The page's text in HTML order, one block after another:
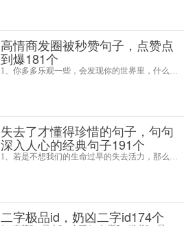
高情商发圈被秒赞句子，点赞点
到爆181个
失去了才懂得珍惜的句子，句句
深入人心的经典句子191个
二字极品id，奶凶二字id174个